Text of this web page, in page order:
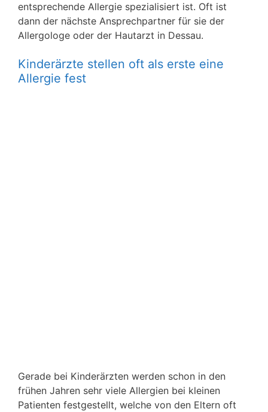
entsprechende Allergie spezialisiert ist. Oft ist
dann der nächste Ansprechpartner für sie der
Allergologe oder der Hautarzt in Dessau.
Kinderärzte stellen oft als erste eine
Allergie fest
Gerade bei Kinderärzten werden schon in den
frühen Jahren sehr viele Allergien bei kleinen
Patienten festgestellt, welche von den Eltern oft